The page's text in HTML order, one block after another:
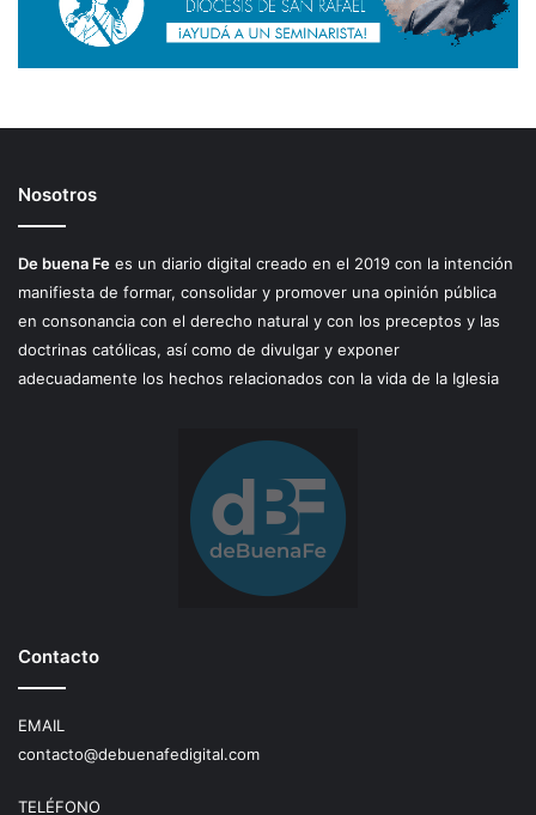
Nosotros
De buena Fe es un diario digital creado en el 2019 con la intención
manifiesta de formar, consolidar y promover una opinión pública
en consonancia con el derecho natural y con los preceptos y las
doctrinas católicas, así como de divulgar y exponer
adecuadamente los hechos relacionados con la vida de la Iglesia
Contacto
EMAIL
contacto@debuenafedigital.com
TELÉFONO